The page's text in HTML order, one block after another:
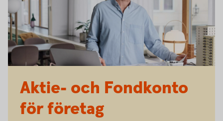
Aktie- och Fondkonto
för företag